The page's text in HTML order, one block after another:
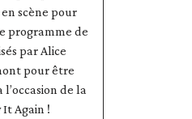
scène pour
programme de
par Alice
pour être
de la
Again !